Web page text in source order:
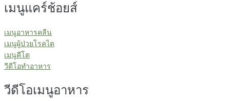
เมนูแคร์ช้อยส์
เมนูอาหารคลีน
เมนูผู้ป่วยโรคไต
เมนูคีโต
วีดีโอทำอาหาร
วีดีโอเมนูอาหาร